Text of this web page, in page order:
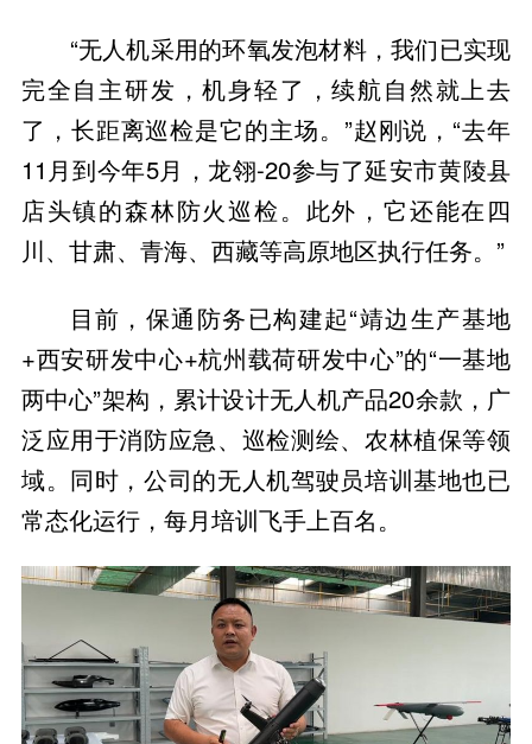
“无人机采用的环氧发泡材料，我们已实现
完全自主研发，机身轻了，续航自然就上去
了，长距离巡检是它的主场。”赵刚说，“去年
11月到今年5月，龙翎-20参与了延安市黄陵县
店头镇的森林防火巡检。此外，它还能在四
川、甘肃、青海、西藏等高原地区执行任务。”
目前，保通防务已构建起“靖边生产基地
+西安研发中心+杭州载荷研发中心”的“一基地
两中心”架构，累计设计无人机产品20余款，广
泛应用于消防应急、巡检测绘、农林植保等领
域。同时，公司的无人机驾驶员培训基地也已
常态化运行，每月培训飞手上百名。